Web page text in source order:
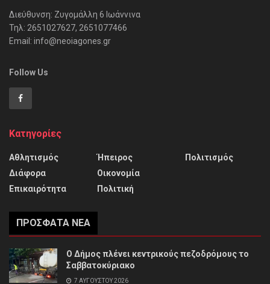
Διεύθυνση: Ζυγομάλλη 6 Ιωάννινα
Τηλ: 2651027627, 2651077466
Email: info@neoiagones.gr
Follow Us
Κατηγορίες
Αθλητισμός
Διάφορα
Επικαιρότητα
Ήπειρος
Οικονομία
Πολιτική
Πολιτισμός
ΠΡΌΣΦΑΤΑ ΝΈΑ
Ο Δήμος πλένει κεντρικούς πεζοδρόμους το
Σαββατοκύριακο
7 ΑΥΓΟΎΣΤΟΥ 2026